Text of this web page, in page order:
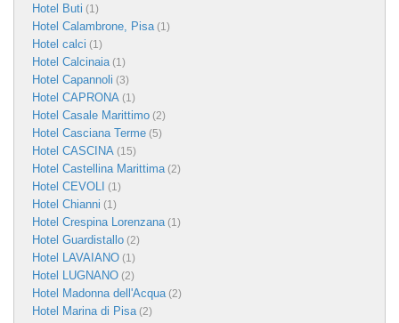
Hotel Buti (1)
Hotel Calambrone, Pisa(1)
Hotel calci (1)
Hotel Calcinaia(1)
Hotel Capannoli (3)
Hotel CAPRONA (1)
Hotel Casale Marittimo (2)
Hotel Casciana Terme (5)
Hotel CASCINA (15)
Hotel Castellina Marittima(2)
Hotel CEVOLI (1)
Hotel Chianni (1)
Hotel Crespina Lorenzana(1)
Hotel Guardistallo (2)
Hotel LAVAIANO (1)
Hotel LUGNANO (2)
Hotel Madonna dell'Acqua(2)
Hotel Marina di Pisa(2)